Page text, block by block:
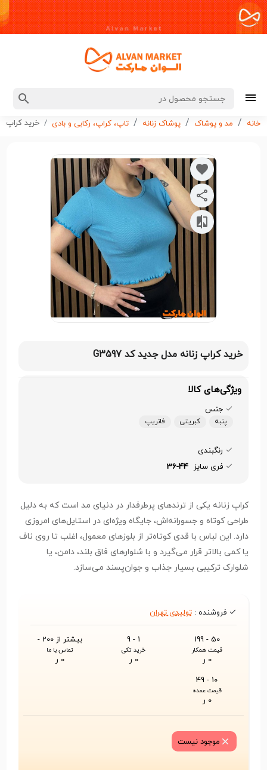
خانه مد و پوشاک پوشاک زنانه تاپ، کراپ، رکابی و بادی خرید کراپ زنانه مدل جدید کد G3597
خرید کراپ زنانه مدل جدید کد G3597
ویژگی‌های کالا
جنس
پنبه کبریتی فانریپ
رنگبندی
فری سایز 36-44
کراپ زنانه یکی از ترندهای پرطرفدار در دنیای مد است که به دلیل
طراحی کوتاه و جسورانه‌اش، جایگاه ویژه‌ای در استایل‌های امروزی
دارد. این لباس با قدی کوتاه‌تر از بلوزهای معمول، اغلب تا روی ناف
یا کمی بالاتر قرار می‌گیرد و با شلوارهای فاق بلند، دامن، یا
شلوارک ترکیبی بسیار جذاب و جوان‌پسند می‌سازد.
فروشنده :تولیدی تهران
50 - 199
قیمت همکار
0 ر
1 - 9
خرید تکی
0 ر
بیشتر از 200 -
تماس با ما
0 ر
10 - 49
قیمت عمده
0 ر
موجود نیست